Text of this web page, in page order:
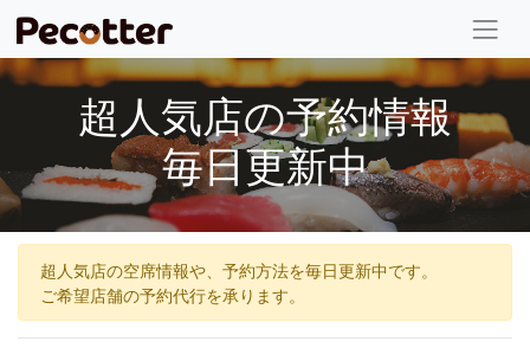
超人気店の予約情報
毎日更新中
超人気店の空席情報や、予約方法を毎日更新中です。
ご希望店舗の予約代行を承ります。